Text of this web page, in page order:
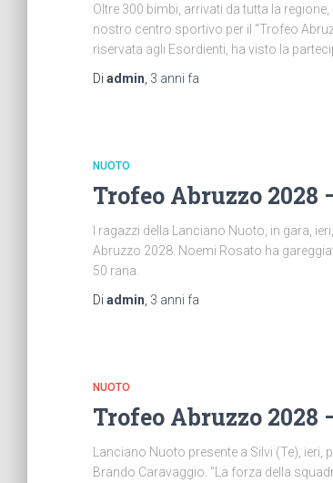
Oltre 300 bimbi, arrivati da tutta la
nostro centro sportivo per il “Trofeo
riservata agli Esordienti, ha visto la
Di admin 3 anni fa
NUOTO
Trofeo Abruzzo 2028
I ragazzi della Lanciano Nuoto, in gara,
Abruzzo 2028. Noemi Rosato ha
50 rana.
Di admin 3 anni fa
NUOTO
Trofeo Abruzzo 2028
Lanciano Nuoto presente a Silvi (Te),
Brando Caravaggio. “La forza della